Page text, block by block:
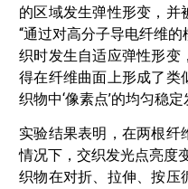
的区域发生弹性形变，并
“通过对高分子导电纤维
织时发生自适应弹性形变
得在纤维曲面上形成了类
织物中‘像素点’的均匀稳定
实验结果表明，在两根纤
情况下，交织发光点亮度
织物在对折、拉伸、按压